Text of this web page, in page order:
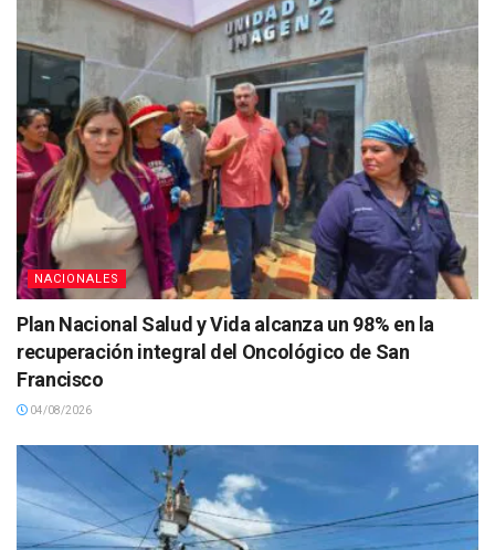
NACIONALES
Plan Nacional Salud y Vida alcanza un 98% en la
recuperación integral del Oncológico de San
Francisco
04/08/2026